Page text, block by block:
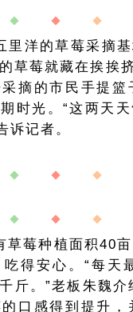
里洋的草莓采摘
草莓就藏在挨挨
摘的市民手提
时光。“这两天
诉记者。
草莓种植面积40
得安心。“每天
斤。”老板朱魏
口感得到提升